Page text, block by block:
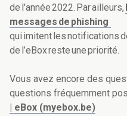
de l'année 2022. Par ailleurs,
messages de phishing
qui imitent les notifications
de l’eBox reste une priorité.
Vous avez encore des
questions fréquemment
| eBox (myebox.be)